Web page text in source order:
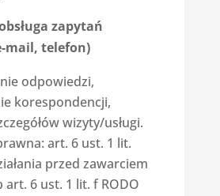
zapytań
mail, telefon)
odpowiedzi,
korespondencji,
wizyty/usługi.
art. 6 ust. 1 lit.
przed zawarciem
art. 6 ust. 1 lit. f RODO